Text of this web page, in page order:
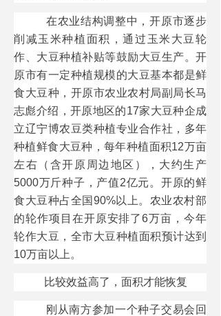
在农业结构调整中，开原市逐步
削减玉米种植面积，通过玉米大豆轮
作、大豆种植补贴等鼓励大豆生产。开
原市有一定种植规模的大豆基本都是鲜
食大豆种，开原市农业农村局副局长马
志彪介绍，开原地区的17家大豆种企成
立辽宁博农豆类种植专业合作社，多年
种植鲜食大豆种，每年种植面积12万亩
左右（含开原周边地区），大约生产
5000万斤种子，产值2亿元。开原的鲜
食大豆种占全国90%以上。农业农村部
的轮作项目在开原安排了6万亩，今年
轮作大豆，全市大豆种植面积预计达到
10万亩以上。
比较效益高了，面积才能恢复
刚从南方参加一个种子交易会回